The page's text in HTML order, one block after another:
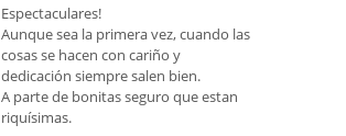
Espectaculares!
Aunque sea la primera vez, cuando las
cosas se hacen con cariño y
dedicación siempre salen bien.
A parte de bonitas seguro que estan
riquísimas.